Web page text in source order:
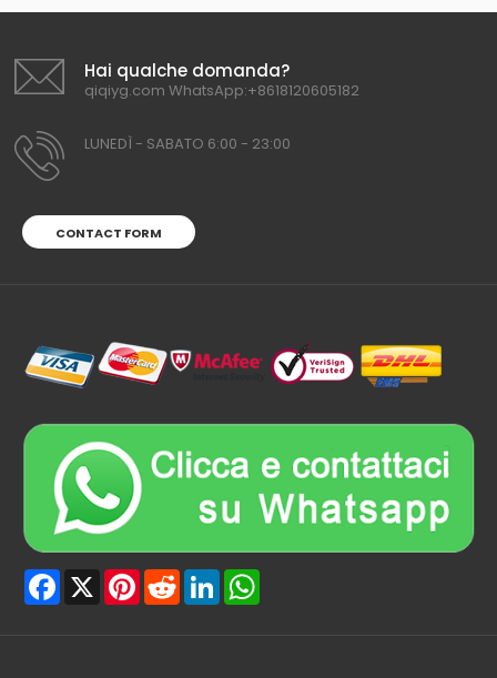
Hai qualche domanda?
qiqiyg.com WhatsApp:+8618120605182
LUNEDÌ - SABATO 6:00 - 23:00
CONTACT FORM
Facebook
X PinterestRedditLinkedIn